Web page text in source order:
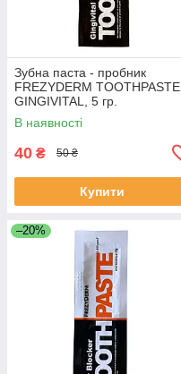
Зубна паста - пробник
FREZYDERM TOOTHPASTE
GINGIVITAL, 5 гр.
В наявності
40 ₴ 50 ₴
Купити
–20%